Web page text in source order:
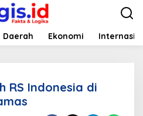
Daerah Ekonomi
RS Indonesia di